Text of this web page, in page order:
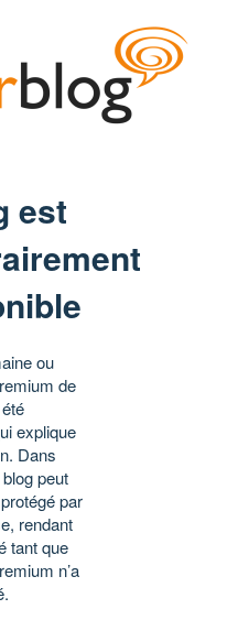
est
ou
de
explique
Dans
peut
par
rendant
tant que
n’a